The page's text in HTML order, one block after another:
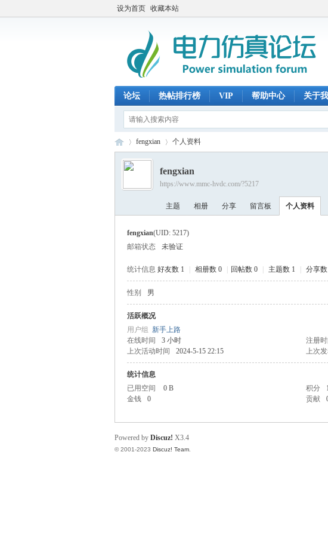
设为首页 收藏本站
论坛 热帖排行榜 VIP 帮助中心 关于
›
fengxian 个人资料
fengxian
https://www.mmc-hvdc.com/?5217
主题 相册 分享 留言板 个人资料
fengxian(UID: 5217)
邮箱状态
未验证
统计信息 好友数 1 相册数 0 回帖数 0 主题数 1 分享
性别 男
活跃概况
用户组 新手上路
在线时间
3 小时 注册时
上次活动时间
2024-5-15 22:15 上次
统计信息
已用空间
0 B 积分
金钱
0 贡献
Powered by Discuz! X3.4
© 2001-2023 Discuz! Team